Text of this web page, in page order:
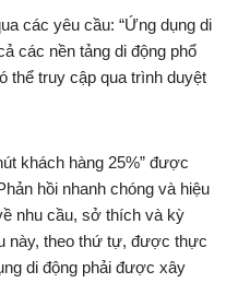
các yêu cầu: “Ứng dụng di
các nền tảng di động phổ
thể truy cập qua trình duyệt
khách hàng 25%” được
hồi nhanh chóng và hiệu
nhu cầu, sở thích và kỳ
này, theo thứ tự, được thực
di động phải được xây